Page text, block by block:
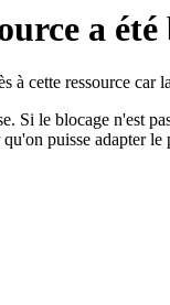
a
cette ressource car
Si le blocage n'est
puisse adapter le